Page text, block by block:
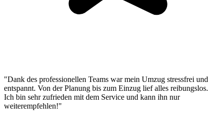
"Dank des professionellen Teams war mein Umzug stressfrei und
entspannt. Von der Planung bis zum Einzug lief alles reibungslos.
Ich bin sehr zufrieden mit dem Service und kann ihn nur
weiterempfehlen!"